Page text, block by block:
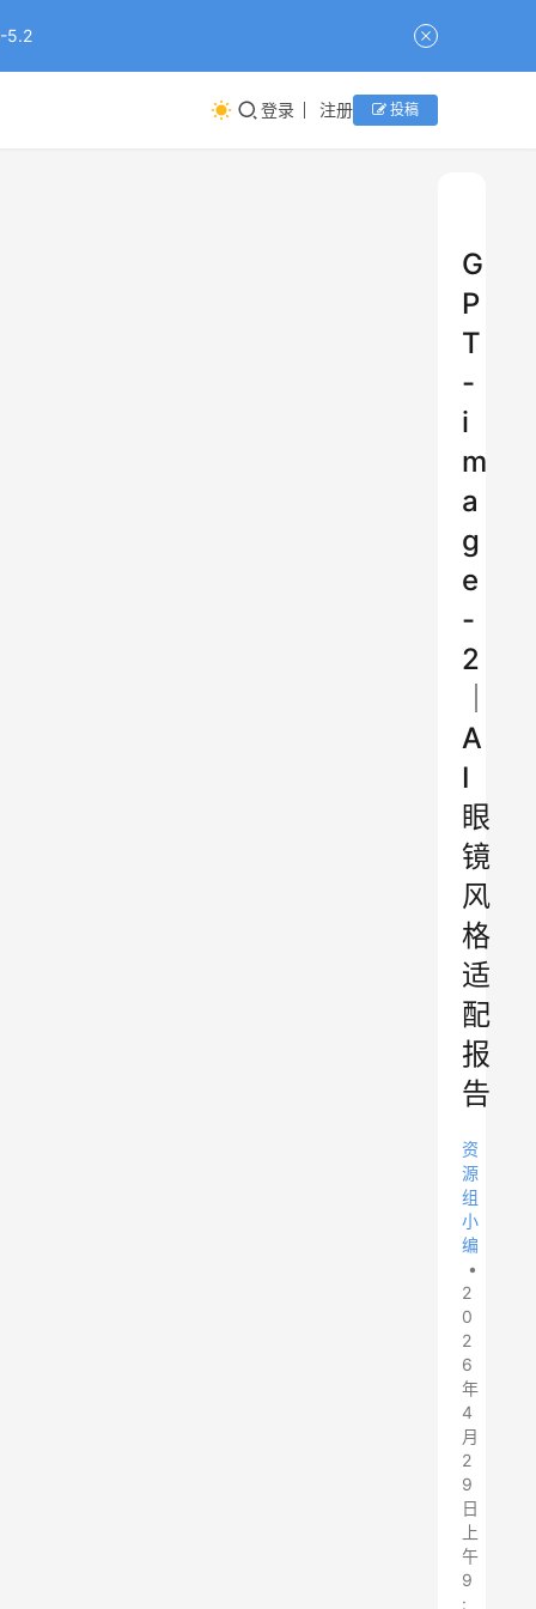
5.2
登录 注册 投稿
G
P
T
-
i
m
a
g
e
-
2
A
I
眼
镜
风
格
适
配
报
告
资
源
组
小
编
•
2
0
2
6
年
4
月
2
9
日
上
午
9
: